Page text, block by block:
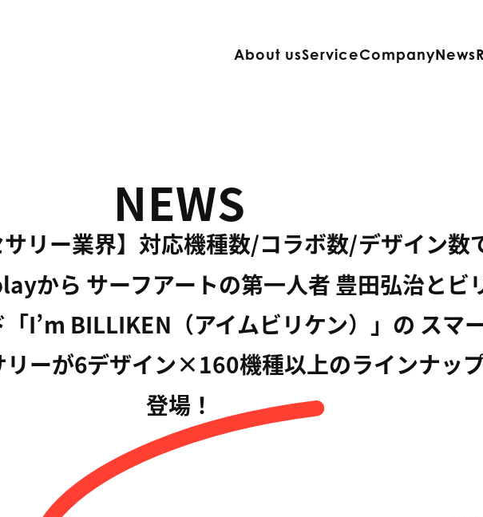
About usServiceCompanyNews
NEWS
サリー業界】対応機種数/コラボ数/デザイン数
から サーフアートの第一人者 豊田弘治とビ
I’m BILLIKEN（アイムビリケン）」の スマ
リーが6デザイン×160機種以上のラインナッ
登場！